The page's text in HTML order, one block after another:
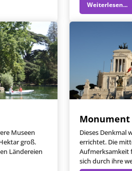
Weiterlesen...
Museen
groß.
Ländereien
Dieses Denkmal
errichtet. Die
Aufmerksamkeit
sich durch ihre